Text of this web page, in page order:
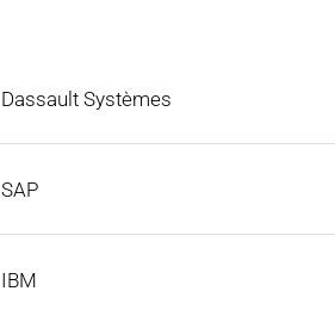
Dassault Systèmes
SAP
IBM